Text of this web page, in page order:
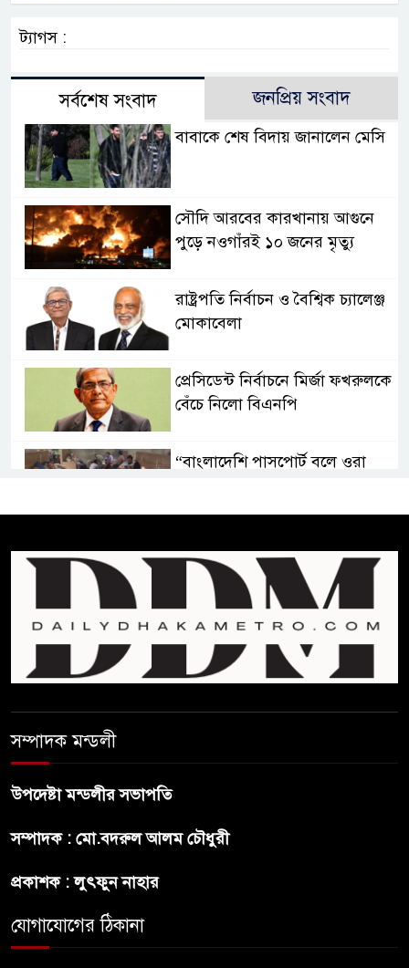
ট্যাগস :
সর্বশেষ সংবাদ জনপ্রিয় সংবাদ
বাবাকে শেষ বিদায় জানালেন মেসি
সৌদি আরবের কারখানায় আগুনে
পুড়ে নওগাঁরই ১০ জনের মৃত্যু
রাষ্ট্রপতি নির্বাচন ও বৈশ্বিক চ্যালেঞ্জ
মোকাবেলা
প্রেসিডেন্ট নির্বাচনে মির্জা ফখরুলকে
বেঁচে নিলো বিএনপি
“বাংলাদেশি পাসপোর্ট বলে ওরা
প্রার্থী অলি আহমদ
বাঁশখালির ১০০ দুঃস্থ পরিবারের
হাতে ঘরের ছাবি তুলে দিলেন
প্রধানমন্ত্রী
হুমকি-ধামকির দায় এড়াতে পারে না
ভারত : লেবার পার্টির চেয়ারম্যান
সম্পাদক মন্ডলী
উপদেষ্টা মন্ডলীর সভাপতি
সম্পাদক : মো.বদরুল আলম চৌধুরী
প্রকাশক : লুৎফুন নাহার
যোগাযোগের ঠিকানা